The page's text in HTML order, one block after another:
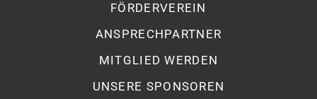
FÖRDERVEREIN
ANSPRECHPARTNER
MITGLIED WERDEN
UNSERE SPONSOREN